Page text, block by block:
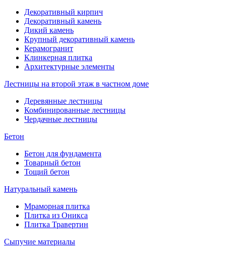
Декоративный кирпич
Декоративный камень
Дикий камень
Крупный декоративный камень
Керамогранит
Клинкерная плитка
Архитектурные элементы
Лестницы на второй этаж в частном доме
Деревянные лестницы
Комбинированные лестницы
Чердачные лестницы
Бетон
Бетон для фундамента
Товарный бетон
Тощий бетон
Натуральный камень
Мраморная плитка
Плитка из Оникса
Плитка Травертин
Сыпучие материалы